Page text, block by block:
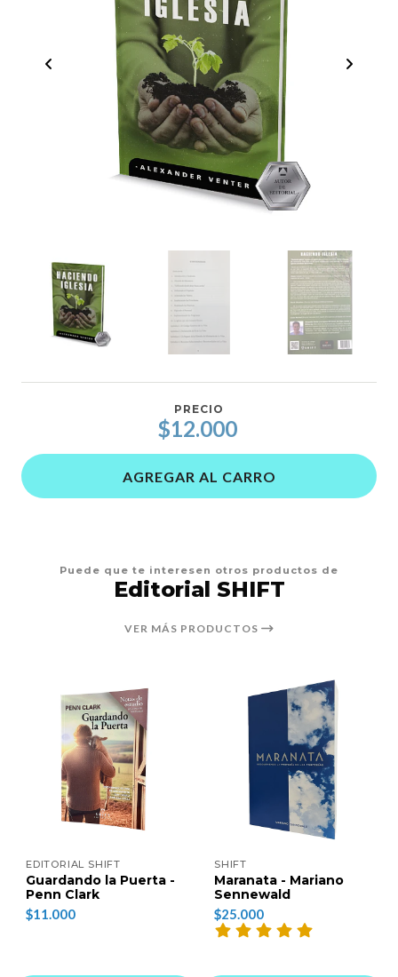
PRECIO
$12.000
AGREGAR AL CARRO
Puede que te interesen otros productos de
Editorial SHIFT
VER MÁS PRODUCTOS
EDITORIAL SHIFT
Guardando la Puerta -
Penn Clark
$11.000
SHIFT
Maranata - Mariano
Sennewald
$25.000